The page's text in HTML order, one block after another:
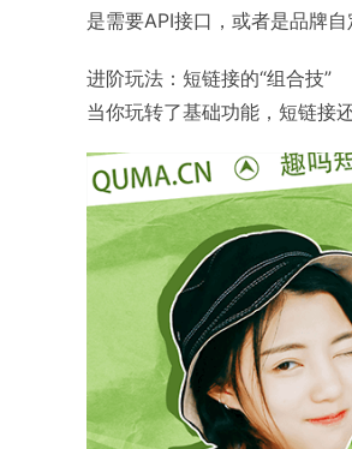
是需要API接口，或者是品牌自
进阶玩法：短链接的“组合技”
当你玩转了基础功能，短链接